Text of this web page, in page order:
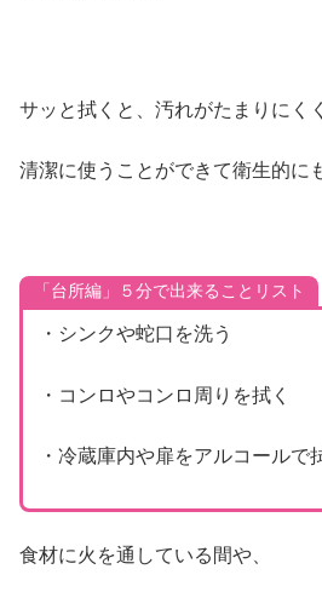
サッと拭くと、汚れがたまりにくく
清潔に使うことができて衛生的に
「台所編」５分で出来ることリスト
・シンクや蛇口を洗う
・コンロやコンロ周りを拭く
・冷蔵庫内や扉をアルコールで
食材に火を通している間や、